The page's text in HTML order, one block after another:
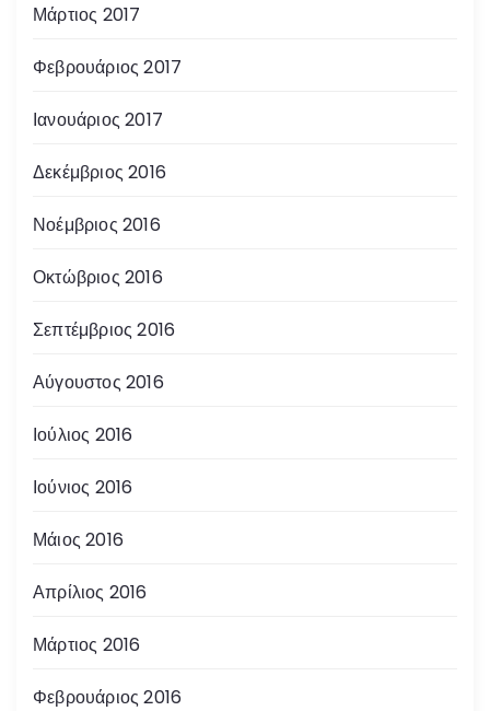
Μάρτιος 2017
Φεβρουάριος 2017
Ιανουάριος 2017
Δεκέμβριος 2016
Νοέμβριος 2016
Οκτώβριος 2016
Σεπτέμβριος 2016
Αύγουστος 2016
Ιούλιος 2016
Ιούνιος 2016
Μάιος 2016
Απρίλιος 2016
Μάρτιος 2016
Φεβρουάριος 2016